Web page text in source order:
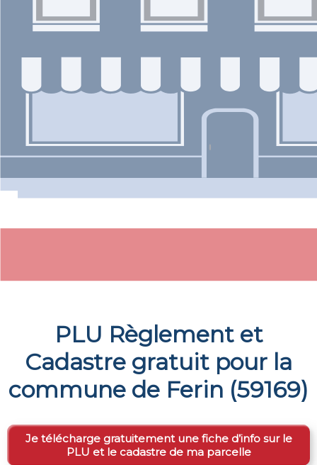
PLU Règlement et
Cadastre gratuit pour la
commune de Ferin (59169)
Je télécharge gratuitement une fiche d’info sur le
PLU et le cadastre de ma parcelle